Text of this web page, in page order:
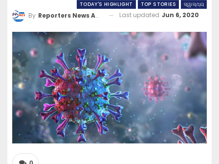
TODAY'S HIGHLIGHT TOP STORIES ସ୍ୱାସ୍ଥ୍ୟ
By Reporters News Agency Last updated Jun 6, 2020